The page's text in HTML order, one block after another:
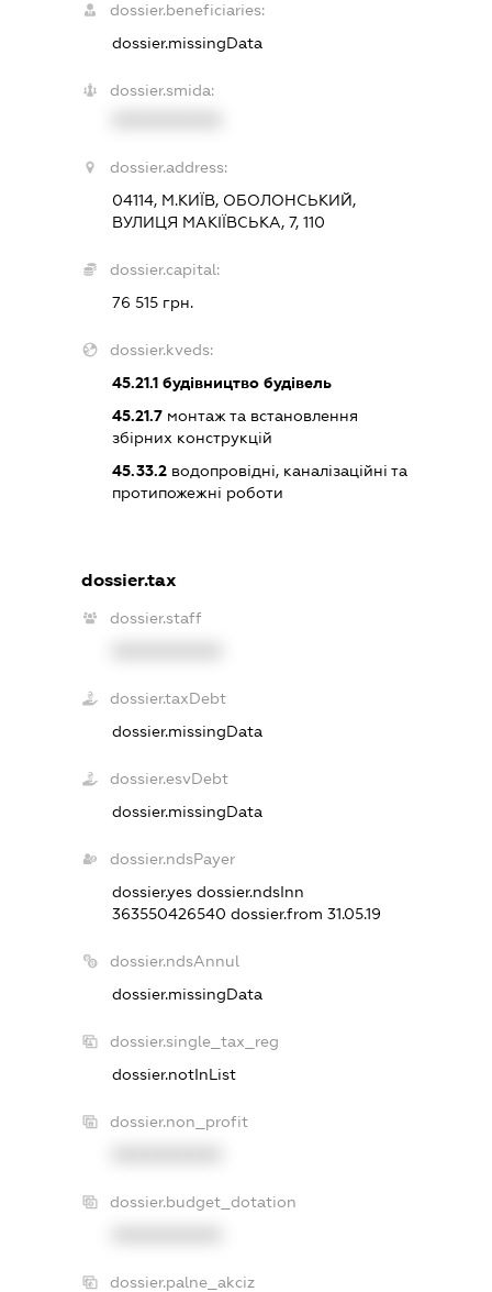
dossier.beneficiaries:
dossier.missingData
dossier.smida:
dossier.address:
04114, М.КИЇВ, ОБОЛОНСЬКИЙ,
ВУЛИЦЯ МАКІЇВСЬКА, 7, 110
dossier.capital:
76 515 грн.
dossier.kveds:
45.21.1будівництво будівель
45.21.7монтаж та встановлення
збірних конструкцій
45.33.2водопровідні, каналізаційні та
протипожежні роботи
dossier.tax
dossier.staff
dossier.taxDebt
dossier.missingData
dossier.esvDebt
dossier.missingData
dossier.ndsPayer
dossier.yes dossier.ndsInn
363550426540 dossier.from 31.05.19
dossier.ndsAnnul
dossier.missingData
dossier.single_tax_reg
dossier.notInList
dossier.non_profit
dossier.budget_dotation
dossier.palne_akciz